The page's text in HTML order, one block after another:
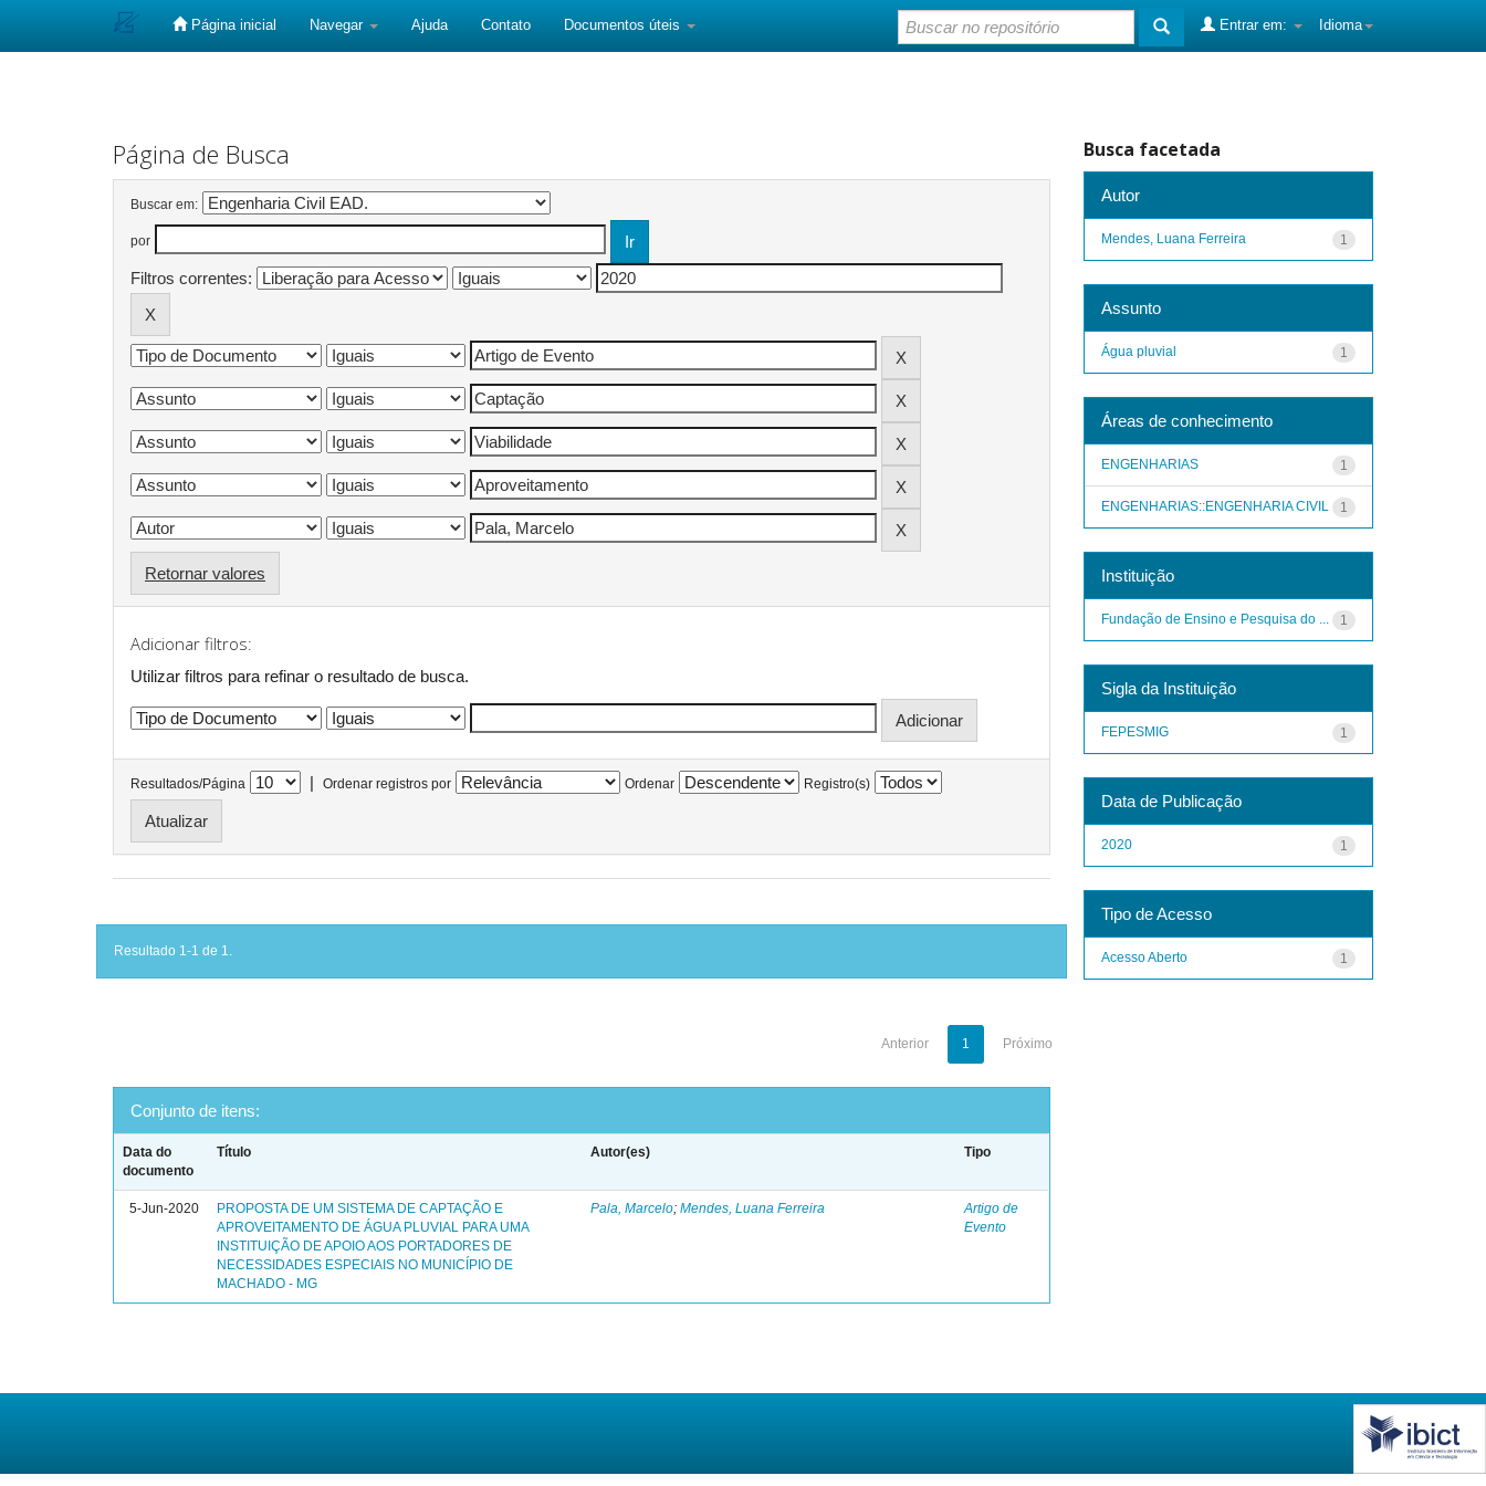
Página inicial Navegar Ajuda Contato Documentos úteis Idioma
Entrar em:
Página de Busca
Buscar em:
por
Filtros correntes:
Retornar valores
Adicionar filtros:
Utilizar filtros para refinar o resultado de busca.
Resultados/Página | Ordenar registros por Ordenar Registro(s)
Resultado 1-1 de 1.
Anterior 1 Próximo
Conjunto de itens:
Data do
documento
Título Autor(es) Tipo
5-Jun-2020
PROPOSTA DE UM SISTEMA DE CAPTAÇÃO E
APROVEITAMENTO DE ÁGUA PLUVIAL PARA UMA
INSTITUIÇÃO DE APOIO AOS PORTADORES DE
NECESSIDADES ESPECIAIS NO MUNICÍPIO DE
MACHADO - MG
Pala, Marcelo;Mendes, Luana Ferreira
Artigo de
Evento
Busca facetada
Autor
1
Mendes, Luana Ferreira
Assunto
1
Água pluvial
Áreas de conhecimento
1
ENGENHARIAS
1
ENGENHARIAS::ENGENHARIA CIVIL
Instituição
1
Fundação de Ensino e Pesquisa do ...
Sigla da Instituição
1
FEPESMIG
Data de Publicação
1
2020
Tipo de Acesso
1
Acesso Aberto